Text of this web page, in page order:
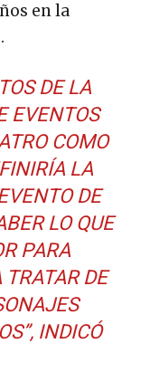
en la
DE LA
EVENTOS
COMO
LA
DE
LO QUE
PARA
DE
INDICÓ